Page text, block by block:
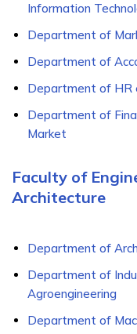
Information
Department of
Department of
Department of HR
Department of
Market
Faculty of
Architecture
Department of
Department of
Agroengineering
Department of